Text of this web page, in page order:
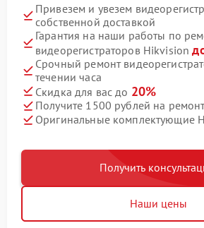
Привезем и увезем
собственной доставкой
Гарантия на наши работы по
видеорегистраторов Hikvision
Срочный ремонт
течении часа
Скидка для вас до 20%
Получите 1500 рублей на
Оригинальные комплектующие
Получить
Наши цены